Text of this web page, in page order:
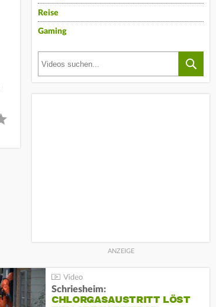
Reise
Gaming
Schriesheim:
CHLORGASAUSTRITT LÖST